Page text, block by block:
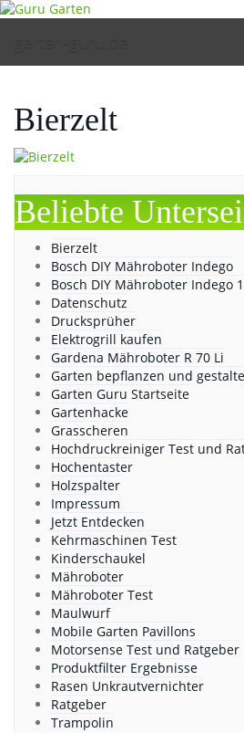
Skip
content
Bierzelt
Beliebte
Bierzelt
Bosch DIY Mähroboter Indego
Bosch DIY Mähroboter Indego
Datenschutz
Drucksprüher
Elektrogrill kaufen
Gardena Mähroboter R 70 Li
Garten bepflanzen und
Garten Guru Startseite
Gartenhacke
Grasscheren
Hochdruckreiniger Test und
Hochentaster
Holzspalter
Impressum
Jetzt Entdecken
Kehrmaschinen Test
Kinderschaukel
Mähroboter
Mähroboter Test
Maulwurf
Mobile Garten Pavillons
Motorsense Test und Ratgeber
Produktfilter Ergebnisse
Rasen Unkrautvernichter
Ratgeber
Trampolin